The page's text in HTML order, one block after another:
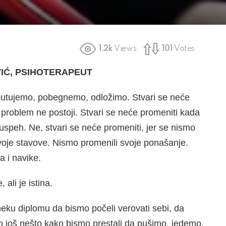
1.2k Views 101 Votes
PSIHOTERAPEUT
po­begnemo, odložimo. Stvari se neće
ne postoji. Stvari se neće promeniti kada
Ne, stvari se neće pro­meniti, jer se nismo
stavove. Nismo promenili svoje ponašanje.
i navike.
ali je istina.
diplo­mu da bismo počeli verovati sebi, da
još nešto kako bi­smo prestali da pušimo, jedemo,